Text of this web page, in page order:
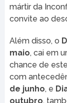
mártir da
convite ao
Além disso, o
maio, cai em
chance de
com
de junho, e
outubro,